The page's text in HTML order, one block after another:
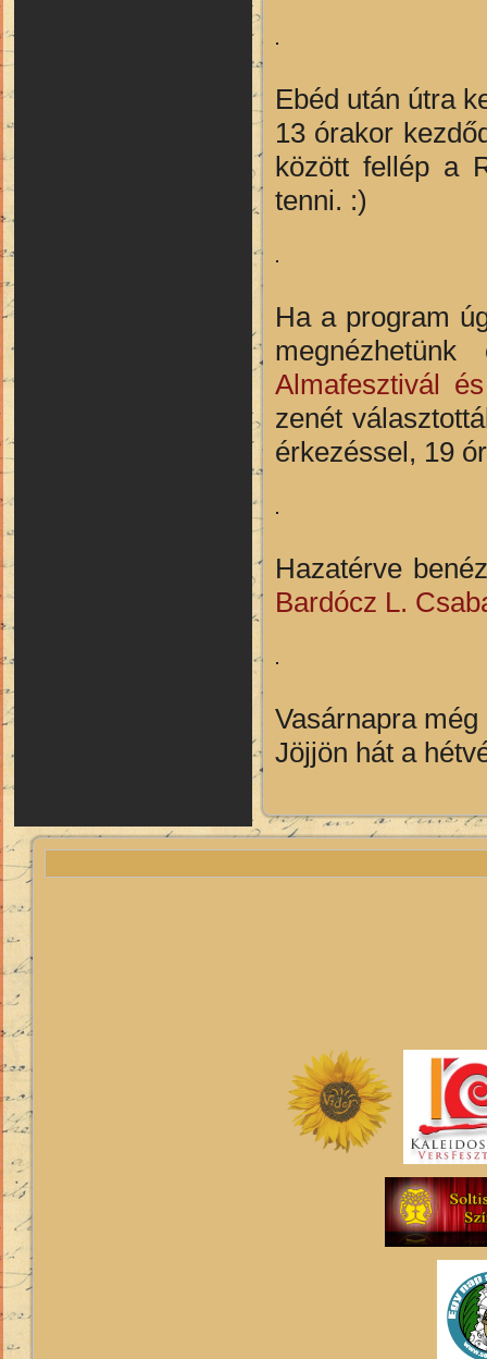
Ebéd után útra
13 órakor
között fellép a
tenni. :)
Ha a program
Almafesztivál
zenét
érkezéssel, 19
Hazatérve
Bardócz L.
Vasárnapra
Jöjjön hát a